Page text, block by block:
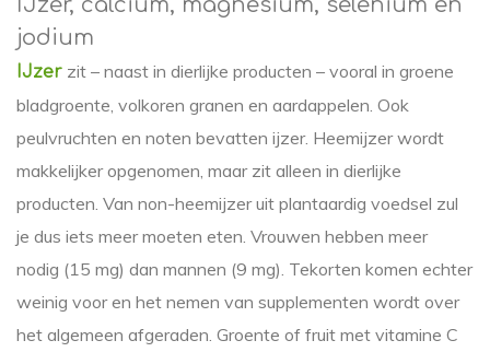
jodium
IJzer zit – naast in dierlijke producten – vooral in groene
bladgroente, volkoren granen en aardappelen. Ook
peulvruchten en noten bevatten ijzer. Heemijzer wordt
makkelijker opgenomen, maar zit alleen in dierlijke
producten. Van non-heemijzer uit plantaardig voedsel zul
je dus iets meer moeten eten. Vrouwen hebben meer
nodig (15 mg) dan mannen (9 mg). Tekorten komen echter
weinig voor en het nemen van supplementen wordt over
het algemeen afgeraden. Groente of fruit met vitamine C